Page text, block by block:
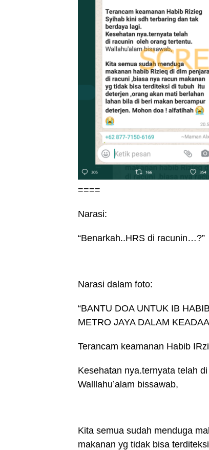
====
Narasi:
“Benarkah..HRS di racunin…?”
Narasi dalam foto:
“BANTU DOA UNTUK IB
METRO JAYA DALAM
Terancam keamanan Habib
Kesehatan nya.ternyata telah
Walllahu’alam bissawab,
Kita semua sudah menduga
makanan yg tidak bisa